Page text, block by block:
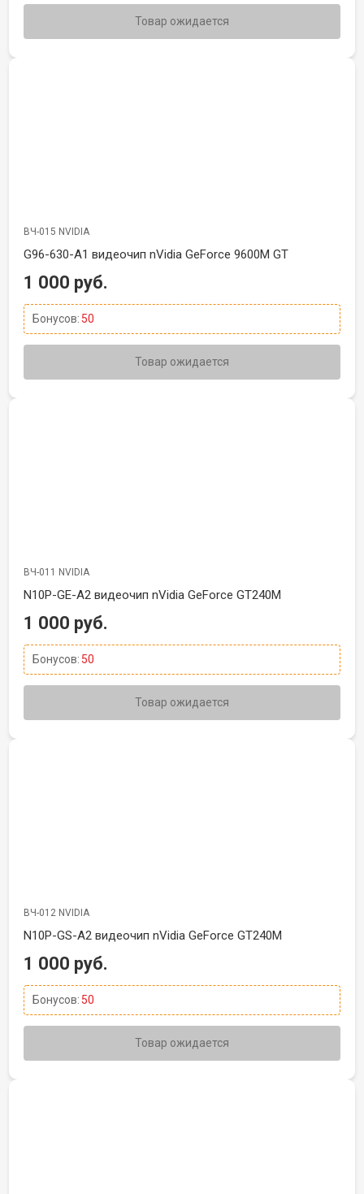
Товар ожидается
ВЧ-015 NVIDIA
G96-630-A1 видеочип nVidia GeForce 9600M GT
1 000 руб.
Бонусов: 50
Товар ожидается
ВЧ-011 NVIDIA
N10P-GE-A2 видеочип nVidia GeForce GT240M
1 000 руб.
Бонусов: 50
Товар ожидается
ВЧ-012 NVIDIA
N10P-GS-A2 видеочип nVidia GeForce GT240M
1 000 руб.
Бонусов: 50
Товар ожидается